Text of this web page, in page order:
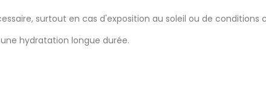
surtout en cas d'exposition au soleil ou de conditions
hydratation longue durée.